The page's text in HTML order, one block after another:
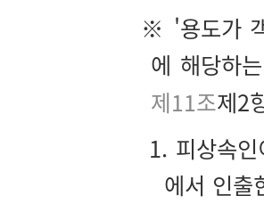
※ '용도가
에 해당하
제11조제2
1. 피상속
에서 인출